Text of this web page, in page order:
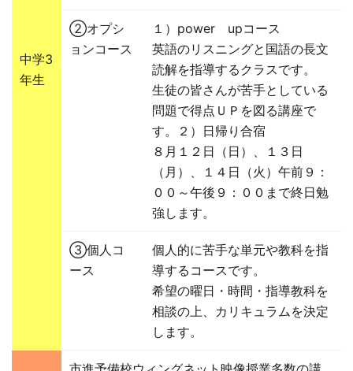
中学3
年生
②オプシ
ョンコース
１）power upコース
英語のリスニングと国語の長文
読解を指導するクラスです。
生徒の皆さんが苦手としている
問題で得点ＵＰを図る講座で
す。２）日帰り合宿
８月１２日（日）、１３日
（月）、１４日（火）午前９：
００～午後９：００まで終日勉
強します。
③個人コ
ース
個人的に苦手な単元や教科を指
導するコースです。
希望の曜日・時間・指導教科を
相談の上、カリキュラムを決定
します。